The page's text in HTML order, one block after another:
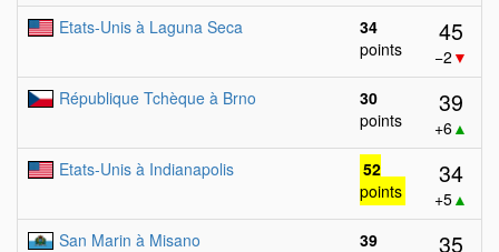
Etats-Unis à Laguna Seca
34
points
45
−2 ▼
République Tchèque à Brno
30
points
39
+6▲
Etats-Unis à Indianapolis
52
points
34
+5▲
San Marin à Misano
39
35